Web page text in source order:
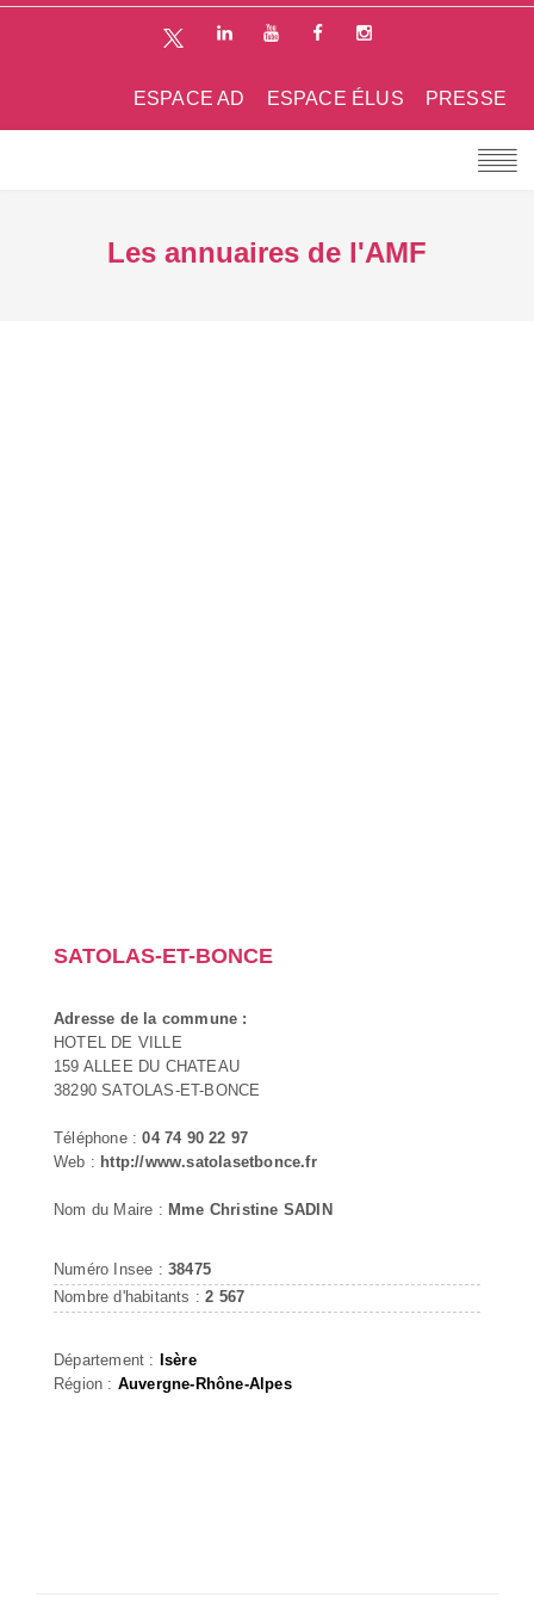
PRESSE
ESPACE ÉLUS
ESPACE AD
Les annuaires de l'AMF
SATOLAS-ET-BONCE
Adresse de la commune :
HOTEL DE VILLE
159 ALLEE DU CHATEAU
38290 SATOLAS-ET-BONCE
Téléphone :04 74 90 22 97
Web : http://www.satolasetbonce.fr
Nom du Maire : Mme Christine SADIN
Numéro Insee : 38475
Nombre d'habitants :2 567
Département : Isère
Région : Auvergne-Rhône-Alpes